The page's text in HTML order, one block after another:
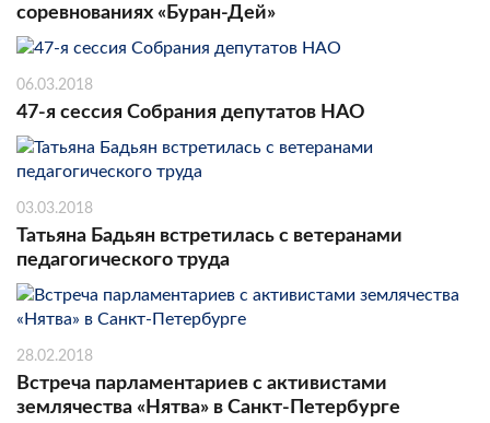
соревнованиях «Буран-Дей»
06.03.2018
47-я сессия Собрания депутатов НАО
03.03.2018
Татьяна Бадьян встретилась с ветеранами
педагогического труда
28.02.2018
Встреча парламентариев с активистами
землячества «Нятва» в Санкт-Петербурге